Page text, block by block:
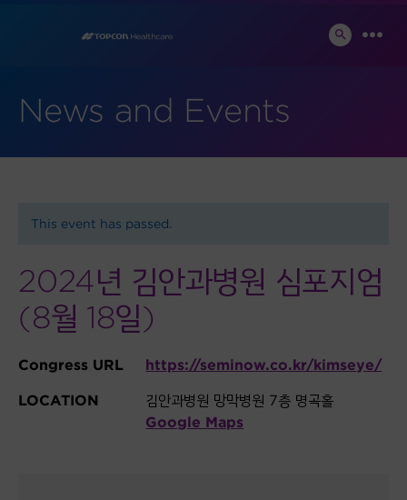
SEARCH
News and Events
This event has passed.
2024년 김안과병원 심포지엄
(8월 18일)
Congress URL
https://seminow.co.kr/kimseye/
LOCATION
김안과병원 망막병원 7층 명곡홀
Google Maps